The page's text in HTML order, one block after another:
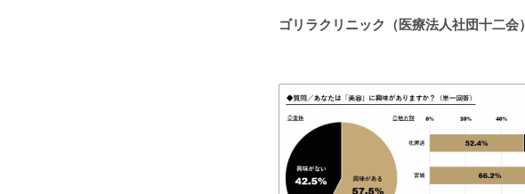
ゴリラクリニック（医療法人社団十二会）